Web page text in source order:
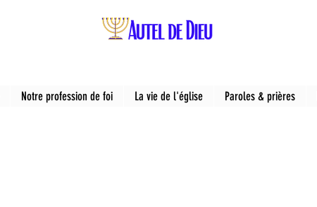
Notre profession de foi La vie de l'église Paroles & prières